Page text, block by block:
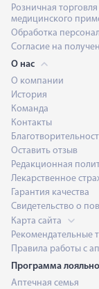
Розничная
медицинского
Обработка
Согласие на
О нас
О компании
История
Команда
Контакты
Оставить отзыв
Редакционная
Лекарственное
Гарантия качества
Свидетельство о
Карта сайта
Рекомендательные
Правила работы с
Программа
Аптечная семья